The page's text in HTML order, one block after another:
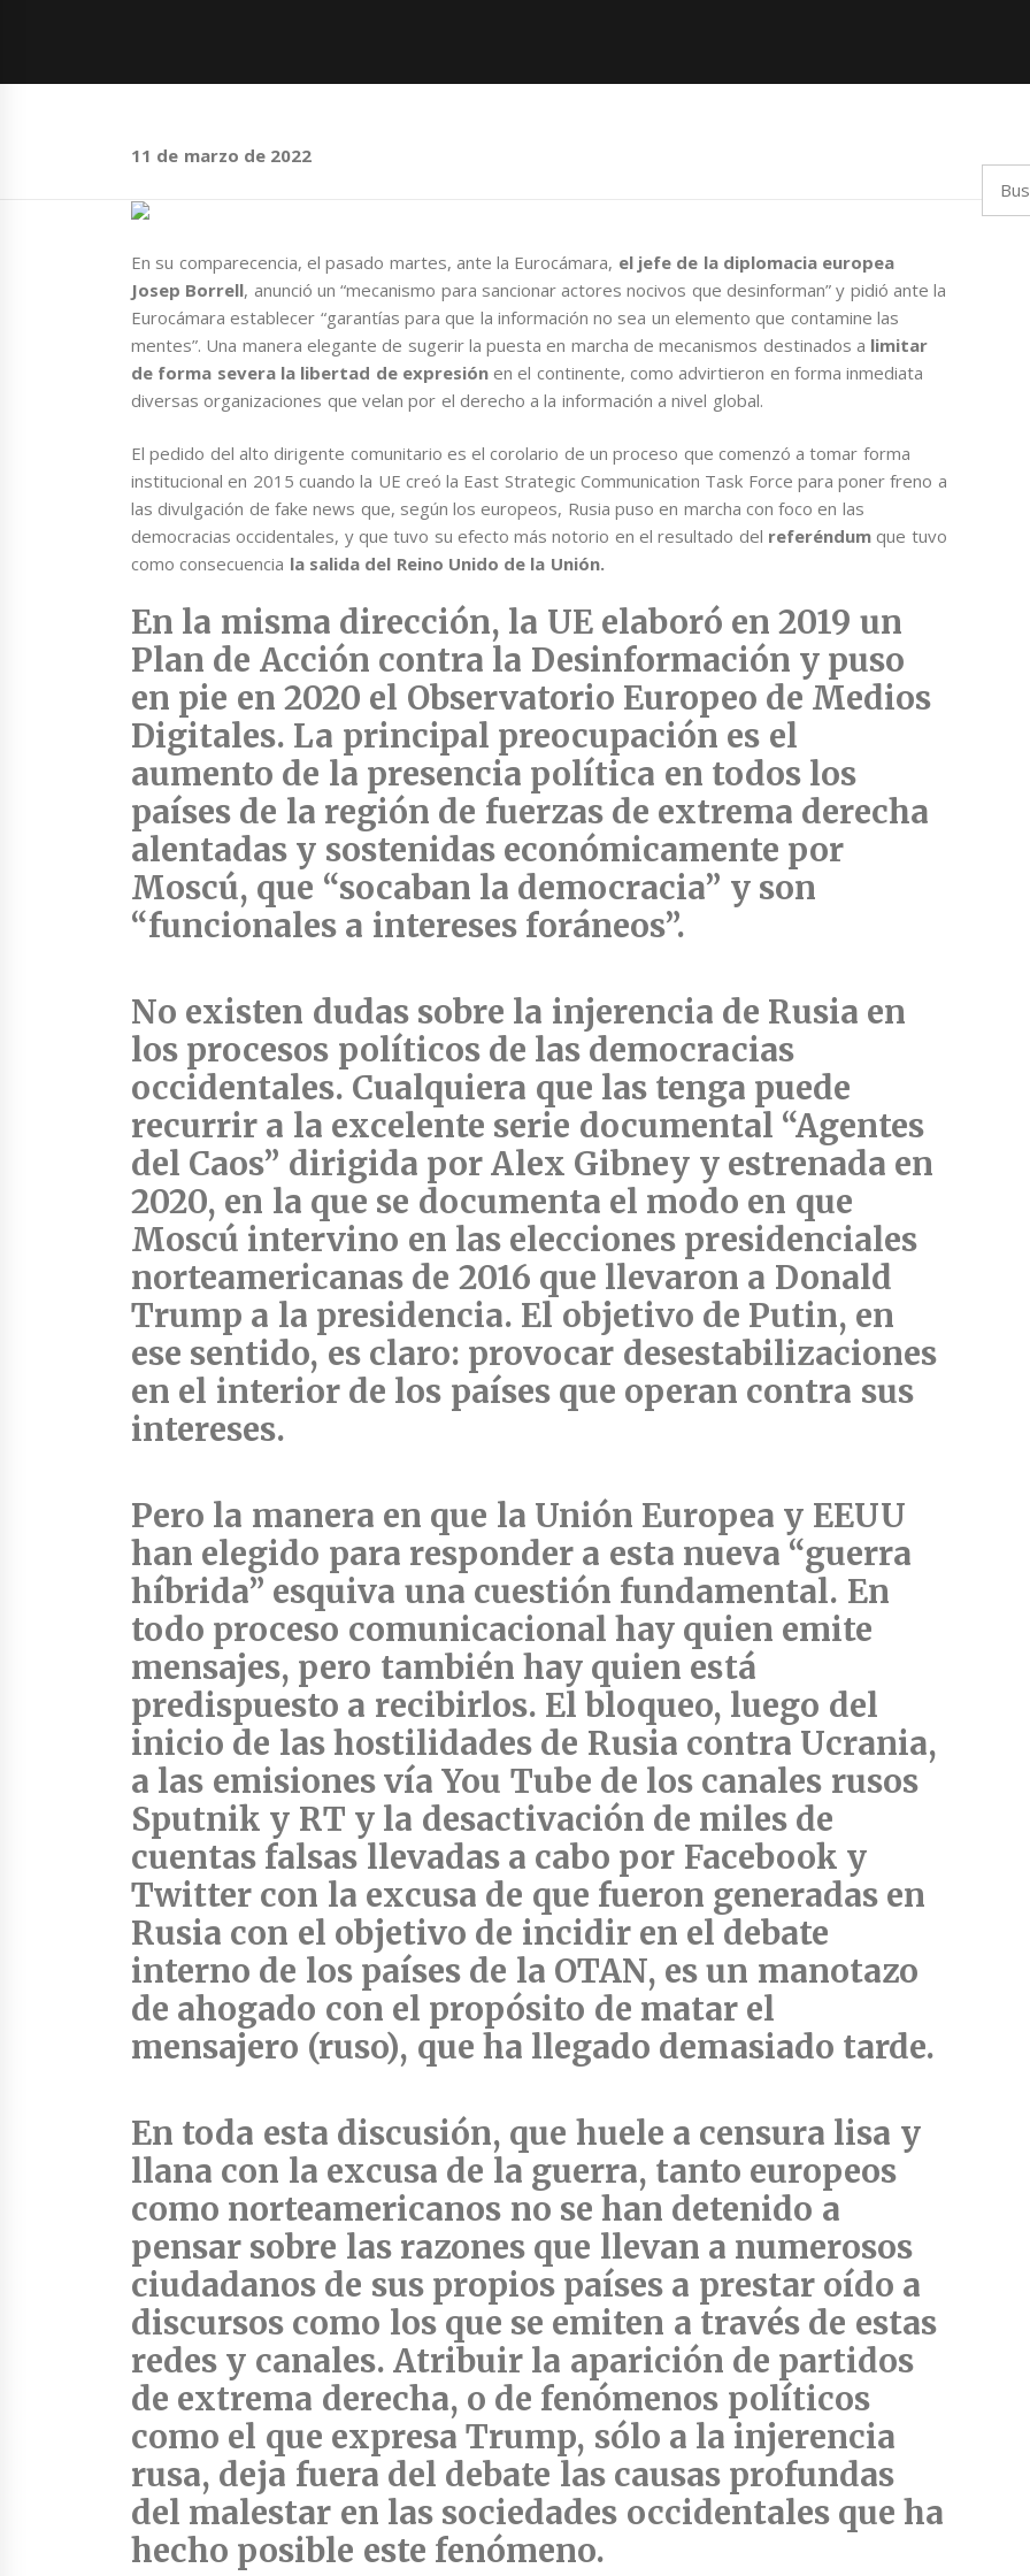
11 de marzo de 2022
En su comparecencia, el pasado martes, ante la Eurocámara, el jefe de la diplomacia europea
Josep Borrell, anunció un “mecanismo para sancionar actores nocivos que desinforman” y pidió ante la
Eurocámara establecer “garantías para que la información no sea un elemento que contamine las
mentes”. Una manera elegante de sugerir la puesta en marcha de mecanismos destinados a limitar
de forma severa la libertad de expresiónen el continente, como advirtieron en forma inmediata
diversas organizaciones que velan por el derecho a la información a nivel global.
El pedido del alto dirigente comunitario es el corolario de un proceso que comenzó a tomar forma
institucional en 2015 cuando la UE creó la East Strategic Communication Task Force para poner freno a
las divulgación de fake news que, según los europeos, Rusia puso en marcha con foco en las
democracias occidentales, y que tuvo su efecto más notorio en el resultado del referéndumque tuvo
como consecuencia la salida del Reino Unido de la Unión.
En la misma dirección, la UE elaboró en 2019 un
Plan de Acción contra la Desinformación y puso
en pie en 2020 el Observatorio Europeo de Medios
Digitales. La principal preocupación es el
aumento de la presencia política en todos los
países de la región de fuerzas de extrema derecha
alentadas y sostenidas económicamente por
Moscú, que “socaban la democracia” y son
“funcionales a intereses foráneos”.
No existen dudas sobre la injerencia de Rusia en
los procesos políticos de las democracias
occidentales. Cualquiera que las tenga puede
recurrir a la excelente serie documental “Agentes
del Caos” dirigida por Alex Gibney y estrenada en
2020, en la que se documenta el modo en que
Moscú intervino en las elecciones presidenciales
norteamericanas de 2016 que llevaron a Donald
Trump a la presidencia. El objetivo de Putin, en
ese sentido, es claro: provocar desestabilizaciones
en el interior de los países que operan contra sus
intereses.
Pero la manera en que la Unión Europea y EEUU
han elegido para responder a esta nueva “guerra
híbrida” esquiva una cuestión fundamental. En
todo proceso comunicacional hay quien emite
mensajes, pero también hay quien está
predispuesto a recibirlos. El bloqueo, luego del
inicio de las hostilidades de Rusia contra Ucrania,
a las emisiones vía You Tube de los canales rusos
Sputnik y RT y la desactivación de miles de
cuentas falsas llevadas a cabo por Facebook y
Twitter con la excusa de que fueron generadas en
Rusia con el objetivo de incidir en el debate
interno de los países de la OTAN, es un manotazo
de ahogado con el propósito de matar el
mensajero (ruso), que ha llegado demasiado tarde.
En toda esta discusión, que huele a censura lisa y
llana con la excusa de la guerra, tanto europeos
como norteamericanos no se han detenido a
pensar sobre las razones que llevan a numerosos
ciudadanos de sus propios países a prestar oído a
discursos como los que se emiten a través de estas
redes y canales. Atribuir la aparición de partidos
de extrema derecha, o de fenómenos políticos
como el que expresa Trump, sólo a la injerencia
rusa, deja fuera del debate las causas profundas
del malestar en las sociedades occidentales que ha
hecho posible este fenómeno.